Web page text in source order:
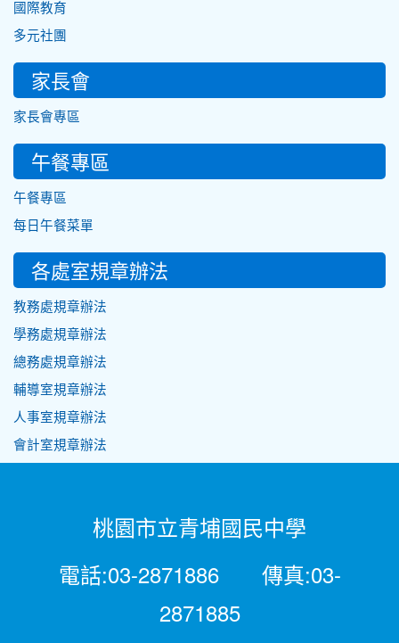
國際教育
多元社團
家長會
家長會專區
午餐專區
午餐專區
每日午餐菜單
各處室規章辦法
教務處規章辦法
學務處規章辦法
總務處規章辦法
輔導室規章辦法
人事室規章辦法
會計室規章辦法
桃園市立青埔國民中學
電話:03-2871886 傳真:03-
2871885